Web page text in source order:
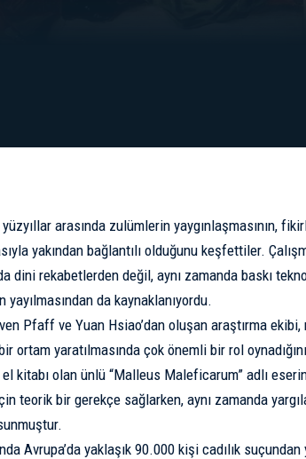
arasında zulümlerin yaygınlaşmasının,
yakından bağlantılı olduğunu keşfettiler.
dini rekabetlerden değil, aynı zamanda baskı
da kaynaklanıyordu.
Pfaff ve Yuan Hsiao’dan oluşan araştırma ekibi,
ortam yaratılmasında çok önemli bir rol
kitabı olan ünlü “Malleus Maleficarum” adlı
teorik bir gerekçe sağlarken, aynı zamanda
Avrupa’da yaklaşık 90.000 kişi cadılık suçundan